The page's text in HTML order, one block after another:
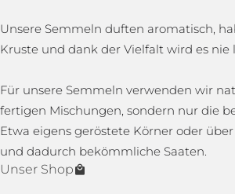
Unsere Semmeln duften aromatisch,
Kruste und dank der Vielfalt wird es nie
Für unsere Semmeln verwenden wir
fertigen Mischungen, sondern nur die
Etwa eigens geröstete Körner oder
und dadurch bekömmliche Saaten.
Unser Shop